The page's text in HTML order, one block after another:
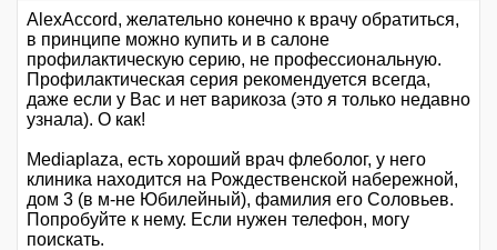
AlexAccord, желательно конечно к врачу обратиться,
в принципе можно купить и в салоне
профилактическую серию, не профессиональную.
Профилактическая серия рекомендуется всегда,
даже если у Вас и нет варикоза (это я только недавно
узнала). О как!
Mediaplaza, есть хороший врач флеболог, у него
клиника находится на Рождественской набережной,
дом 3 (в м-не Юбилейный), фамилия его Соловьев.
Попробуйте к нему. Если нужен телефон, могу
поискать.